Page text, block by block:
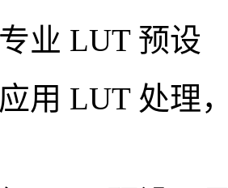
LUT 预设
LUT 处理，